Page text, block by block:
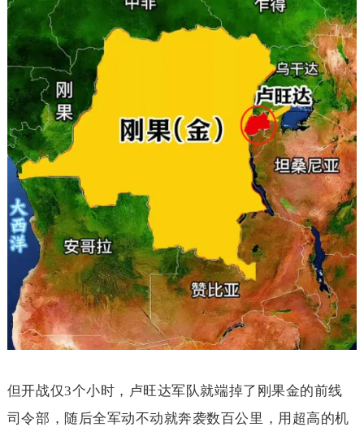
但开战仅3个小时，卢旺达军队就端掉了刚果金的前线
司令部，随后全军动不动就奔袭数百公里，用超高的机